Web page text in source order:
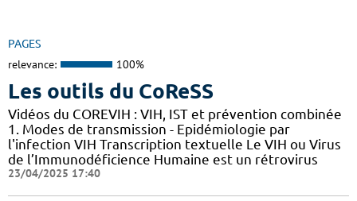
PAGES
relevance: 100%
Les outils du CoReSS
Vidéos du COREVIH : VIH, IST et prévention combinée
1. Modes de transmission - Epidémiologie par
l'infection VIH Transcription textuelle Le VIH ou Virus
de l’Immunodéficience Humaine est un rétrovirus
23/04/2025 17:40